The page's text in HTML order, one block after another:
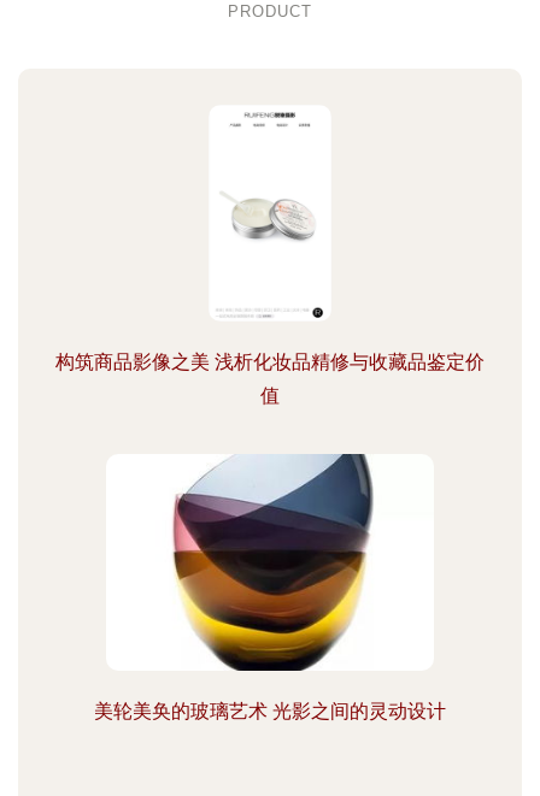
PRODUCT
构筑商品影像之美 浅析化妆品精修与收藏品鉴定价
值
美轮美奂的玻璃艺术 光影之间的灵动设计